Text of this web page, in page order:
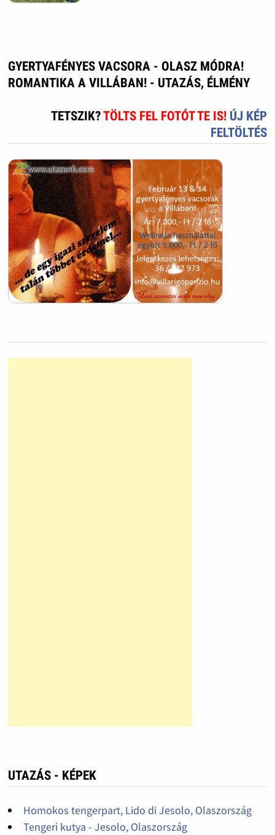
GYERTYAFÉNYES VACSORA - OLASZ MÓDRA!
ROMANTIKA A VILLÁBAN! - UTAZÁS, ÉLMÉNY
TETSZIK?TÖLTS FEL FOTÓT TE IS! ÚJ KÉP
FELTÖLTÉS
UTAZÁS - KÉPEK
Homokos tengerpart, Lido di Jesolo, Olaszország
Tengeri kutya - Jesolo, Olaszország